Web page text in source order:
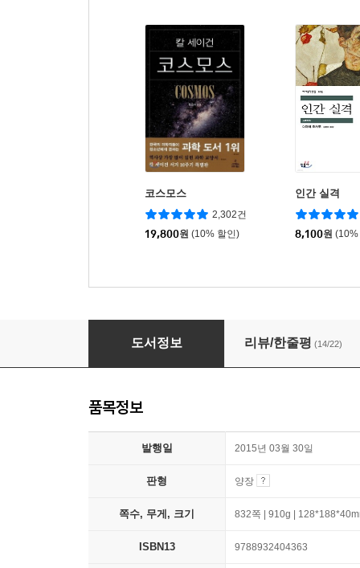
코스모스
2,302건
19,800원 (10% 할인)
인간 실격
8,100원 (10%
파우스트
도서정보 리뷰/한줄평 (14/22)
품목정보
발행일 2015년 03월 30일
판형 양장
쪽수, 무게, 크기 832쪽 | 910g |
ISBN13 9788932404363